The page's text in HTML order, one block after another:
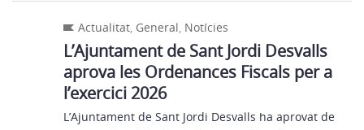
Actualitat, General, Notícies
L’Ajuntament de Sant Jordi Desvalls
aprova les Ordenances Fiscals per a
l’exercici 2026
L’Ajuntament de Sant Jordi Desvalls ha aprovat de